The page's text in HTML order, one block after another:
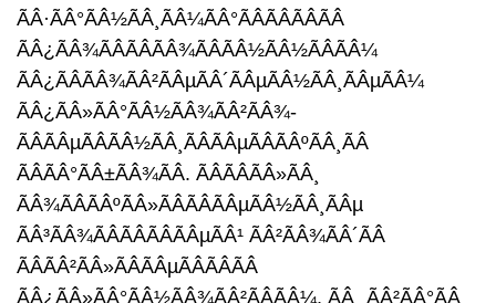
ÃÂ·ÃÂ°ÃÂ½ÃÂ¸ÃÂ¼ÃÂ°ÃÂÃÂÃÂÃÂ
ÃÂ¿ÃÂ¾ÃÂÃÂÃÂ¾ÃÂÃÂ½ÃÂ½ÃÂÃÂ¼
ÃÂ¿ÃÂÃÂ¾ÃÂ²ÃÂµÃÂ´ÃÂµÃÂ½ÃÂ¸ÃÂµÃÂ¼
ÃÂ¿ÃÂ»ÃÂ°ÃÂ½ÃÂ¾ÃÂ²ÃÂ¾-
ÃÂÃÂµÃÂÃÂ½ÃÂ¸ÃÂÃÂµÃÂÃÂºÃÂ¸ÃÂ
ÃÂÃÂ°ÃÂ±ÃÂ¾ÃÂ. ÃÂÃÂÃÂ»ÃÂ¸
ÃÂ¾ÃÂÃÂºÃÂ»ÃÂÃÂÃÂµÃÂ½ÃÂ¸ÃÂµ
ÃÂ³ÃÂ¾ÃÂÃÂÃÂÃÂµÃÂ¹ ÃÂ²ÃÂ¾ÃÂ´ÃÂ
ÃÂÃÂ²ÃÂ»ÃÂÃÂµÃÂÃÂÃÂ
ÃÂ¿ÃÂ»ÃÂ°ÃÂ½ÃÂ¾ÃÂ²ÃÂÃÂ¼, ÃÂ¸ ÃÂ²ÃÂ°ÃÂ